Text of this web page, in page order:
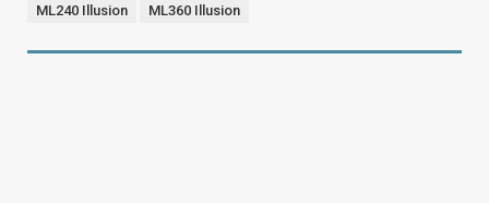
ML240 Illusion
ML360 Illusion